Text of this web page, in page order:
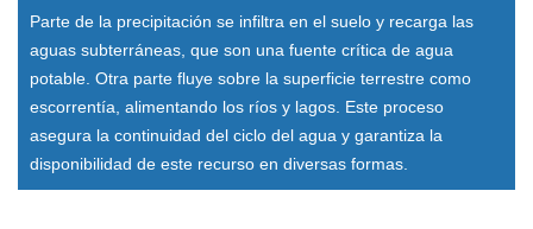
Parte de la precipitación se infiltra en el suelo y recarga las
aguas subterráneas, que son una fuente crítica de agua
potable. Otra parte fluye sobre la superficie terrestre como
escorrentía, alimentando los ríos y lagos. Este proceso
asegura la continuidad del ciclo del agua y garantiza la
disponibilidad de este recurso en diversas formas.